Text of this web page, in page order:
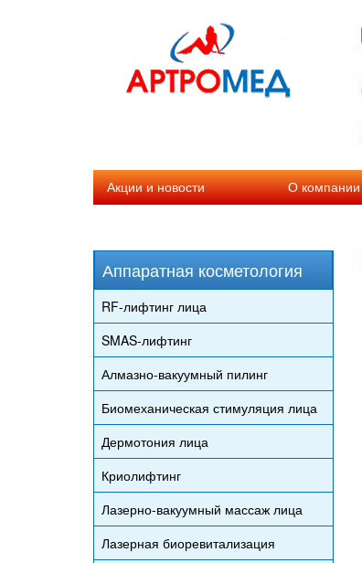
Акции и новости О компании
Аппаратная косметология
RF-лифтинг лица
SMAS-лифтинг
Алмазно-вакуумный пилинг
Биомеханическая стимуляция лица
Дермотония лица
Криолифтинг
Лазерно-вакуумный массаж лица
Лазерная биоревитализация